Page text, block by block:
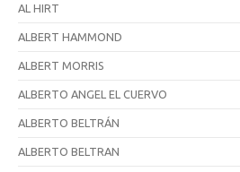
AL HIRT
ALBERT HAMMOND
ALBERT MORRIS
ALBERTO ANGEL EL CUERVO
ALBERTO BELTRÁN
ALBERTO BELTRAN